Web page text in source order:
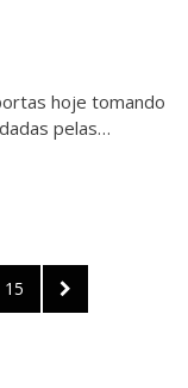
hoje tomando
pelas…
PÁGINA
15
PRÓXIMA
PÁGINA